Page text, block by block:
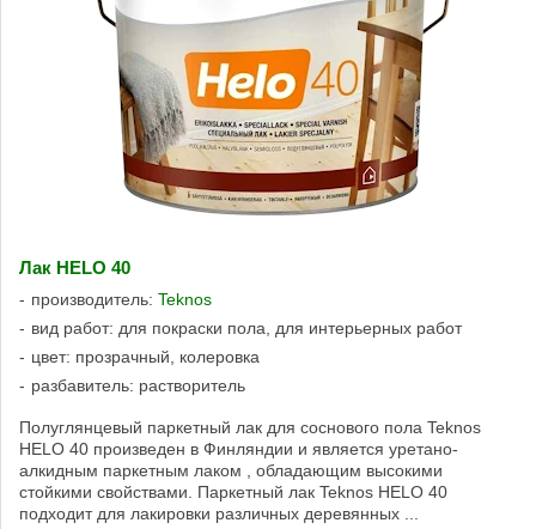
Лак HELO 40
производитель: Teknos
вид работ: для покраски пола, для интерьерных работ
цвет: прозрачный, колеровка
разбавитель: растворитель
Полуглянцевый паркетный лак для соснового пола Teknos
HELO 40 произведен в Финляндии и является уретано-
алкидным паркетным лаком , обладающим высокими
стойкими свойствами. Паркетный лак Teknos HELO 40
подходит для лакировки различных деревянных ...